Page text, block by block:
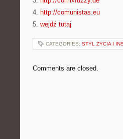
4. http://comunistas.eu
5. wejdź tutaj
CATEGORIES: STYL ŻYCIA I
Comments are closed.